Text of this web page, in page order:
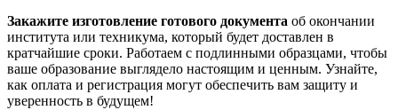
Закажите изготовление готового документа об окончании
института или техникума, который будет доставлен в
кратчайшие сроки. Работаем с подлинными образцами, чтобы
ваше образование выглядело настоящим и ценным. Узнайте,
как оплата и регистрация могут обеспечить вам защиту и
уверенность в будущем!